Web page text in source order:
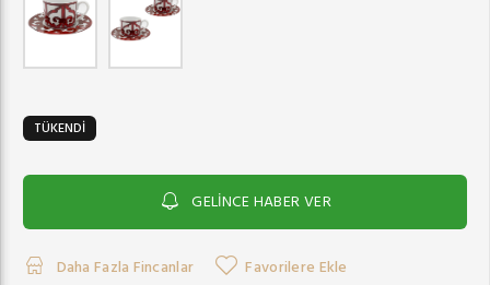
TÜKENDİ
GELİNCE HABER VER
Daha Fazla Fincanlar Favorilere Ekle